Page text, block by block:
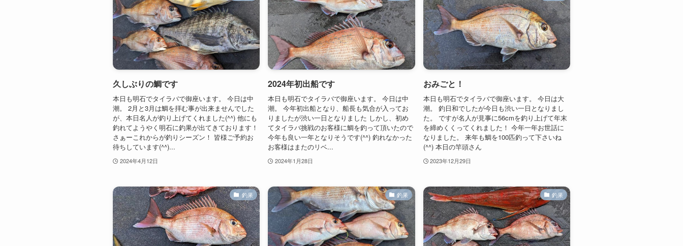
久しぶりの鯛です
本日も明石でタイラバで御座います。 今日は中
潮。 2月と3月は鯛を拝む事が出来ませんでした
が、本日名人が釣り上げてくれました(^^) 他にも
釣れてようやく明石に釣果が出てきております！
さぁーこれからが釣りシーズン！ 皆様ご予約お
待ちしています(^^)...
2024年4月12日
2024年初出船です
本日も明石でタイラバで御座います。 今日は中
潮。 今年初出船となり、船長も気合が入ってお
りましたが渋い一日となりました しかし、初め
てタイラバ挑戦のお客様に鯛を釣って頂いたので
今年も良い一年となりそうです(^^) 釣れなかった
お客様はまたのリベ...
2024年1月28日
おみごと！
本日も明石でタイラバで御座います。 今日は大
潮。 釣日和でしたが今日も渋い一日となりまし
た。 ですが名人が見事に56cmを釣り上げて年末
を締めくくってくれました！ 今年一年お世話に
なりました。 来年も鯛を100匹釣って下さいね
(^^) 本日の竿頭さん
2023年12月29日
釣果 釣果 釣果